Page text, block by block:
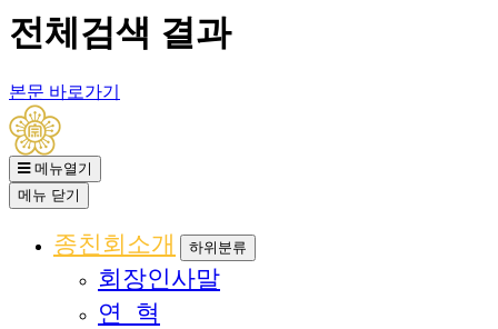
전체검색 결과
본문 바로가기
메뉴열기
메뉴 닫기
종친회소개 하위분류
회장인사말
연 혁